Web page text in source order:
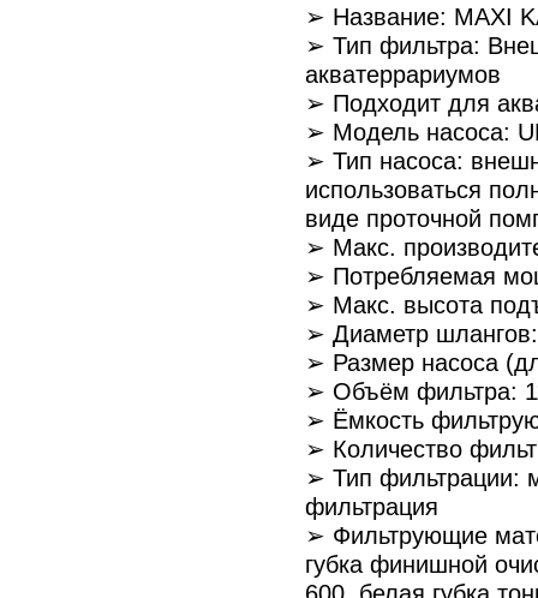
➢ Название: MAXI
➢ Тип фильтра:
акватеррариумов
➢ Подходит для
➢ Модель насоса:
➢ Тип насоса:
использоваться
виде проточной
➢ Макс.
➢ Потребляемая
➢ Макс. высота
➢ Диаметр
➢ Размер насоса
➢ Объём фильтра:
➢ Ёмкость
➢ Количество
➢ Тип фильтрации:
фильтрация
➢ Фильтрующие
губка финишной
600, белая губка